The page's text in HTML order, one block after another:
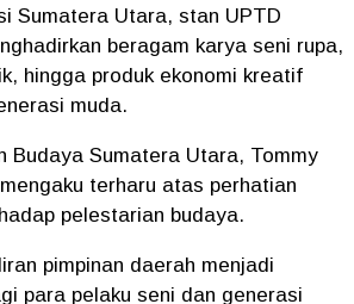
Sumatera Utara, stan UPTD
beragam karya seni rupa,
hingga produk ekonomi kreatif
muda.
Budaya Sumatera Utara, Tommy
terharu atas perhatian
pelestarian budaya.
pimpinan daerah menjadi
para pelaku seni dan generasi